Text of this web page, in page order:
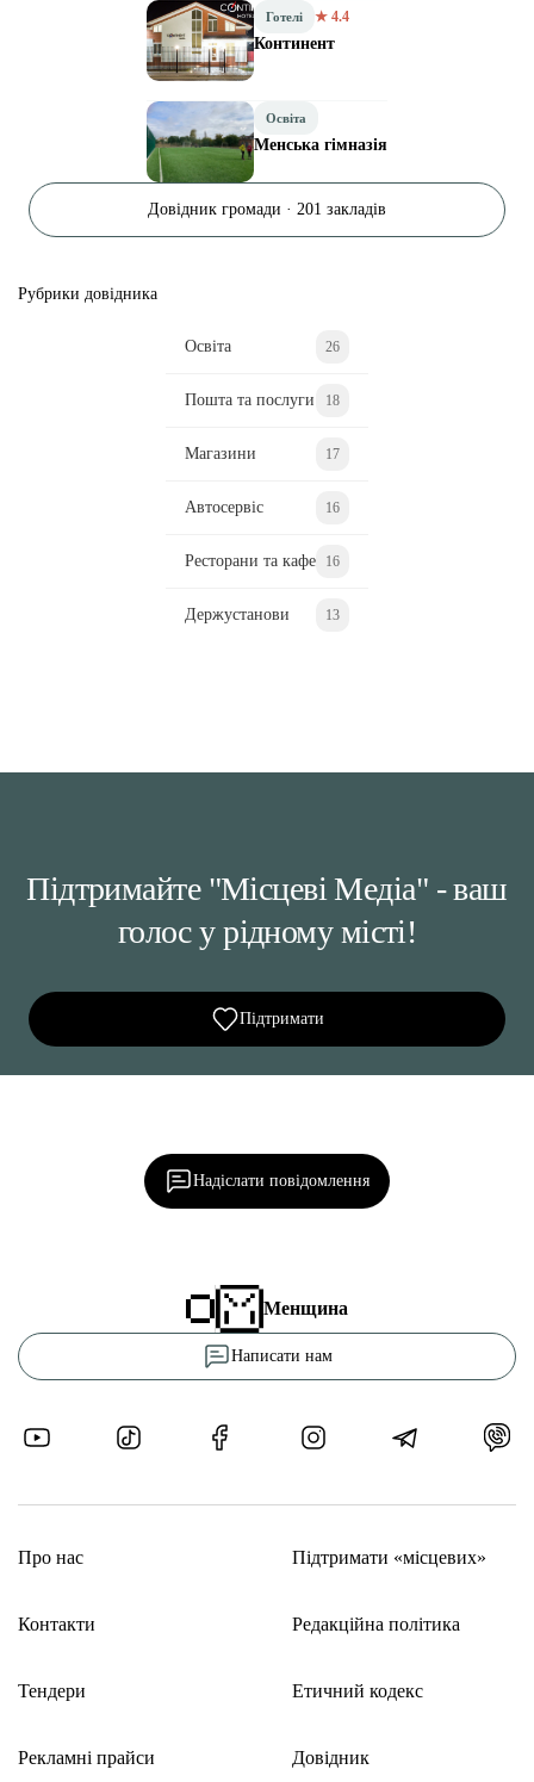
Готелі ★ 4.4
Континент
Освіта
Менська гімназія
Довідник громади · 201 закладів
Рубрики довідника
Освіта 26
Пошта та послуги 18
Магазини 17
Автосервіс 16
Ресторани та кафе 16
Держустанови 13
Підтримайте "Місцеві Медіа" - ваш
голос у рідному місті!
Підтримати
Надіслати повідомлення
Менщина
Написати нам
Про нас
Контакти
Тендери
Рекламні прайси
Підтримати «місцевих»
Редакційна політика
Етичний кодекс
Довідник